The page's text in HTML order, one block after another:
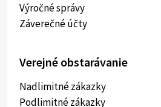
Výročné správy
Záverečné účty
Verejné obstarávanie
Nadlimitné zákazky
Podlimitné zákazky